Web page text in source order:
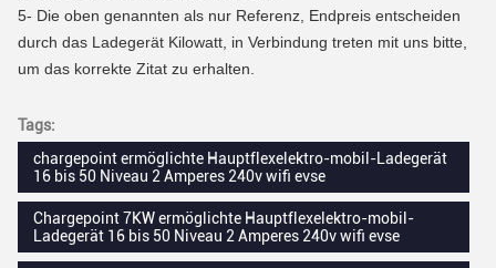
5- Die oben genannten als nur Referenz, Endpreis entscheiden
durch das Ladegerät Kilowatt, in Verbindung treten mit uns bitte,
um das korrekte Zitat zu erhalten.
Tags:
chargepoint ermöglichte Hauptflexelektro-mobil-Ladegerät
16 bis 50 Niveau 2 Amperes 240v wifi evse
Chargepoint 7KW ermöglichte Hauptflexelektro-mobil-
Ladegerät 16 bis 50 Niveau 2 Amperes 240v wifi evse